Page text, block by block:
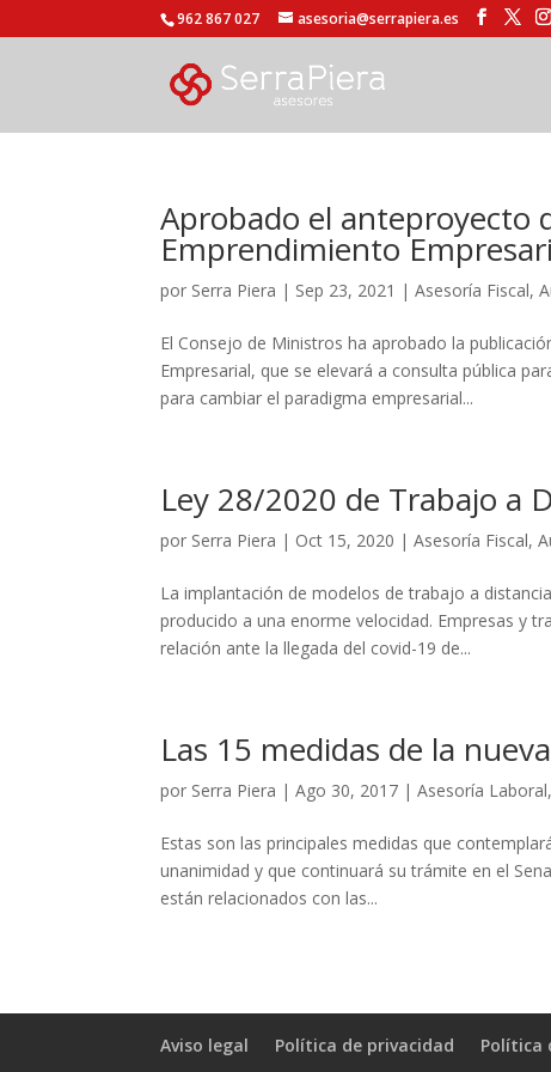
962 867 027 asesoria@serrapiera.es
Aprobado el anteproyecto
Emprendimiento
por Serra Piera | Sep 23, 2021 |Asesoría Fiscal,
El Consejo de Ministros ha aprobado la
Empresarial, que se elevará a consulta pública
para cambiar el paradigma empresarial...
Ley 28/2020 de Trabajo a
por Serra Piera | Oct 15, 2020 |Asesoría Fiscal,
La implantación de modelos de trabajo a
producido a una enorme velocidad. Empresas y
relación ante la llegada del covid-19 de...
Las 15 medidas de la
por Serra Piera |Ago 30, 2017 |Asesoría Laboral
Estas son las principales medidas que
unanimidad y que continuará su trámite en el
están relacionados con las...
Aviso legal Política de privacidad Política